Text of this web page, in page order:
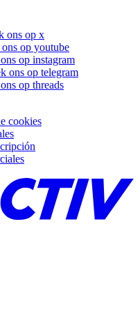
ons op x
op youtube
op instagram
ons op telegram
op threads
cookies